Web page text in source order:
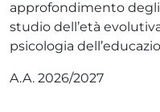
approfondimento
studio dell’età
psicologia
A.A. 2026/2027